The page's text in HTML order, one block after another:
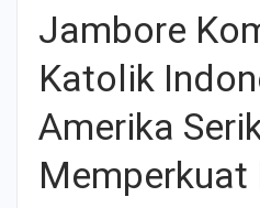
Jambore
Katolik
Amerika
Memperkuat